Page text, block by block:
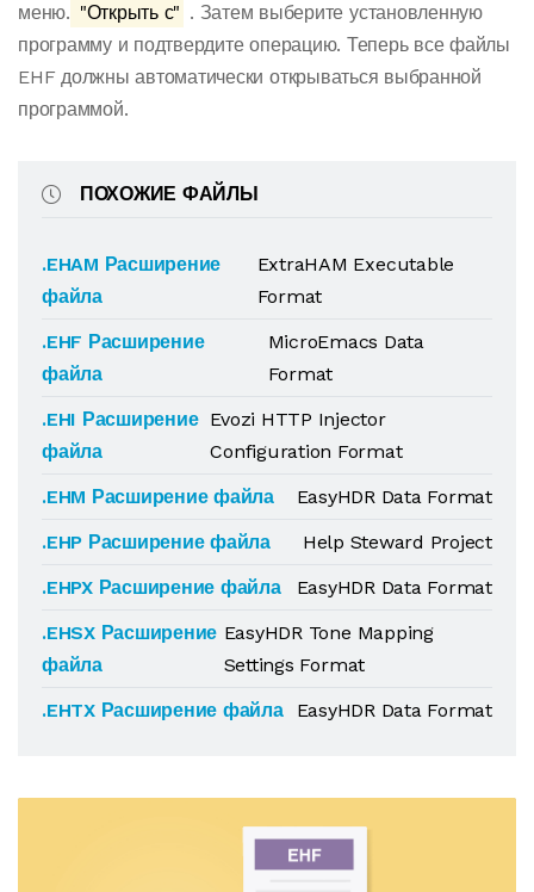
меню. "Открыть с" . Затем выберите установленную
программу и подтвердите операцию. Теперь все файлы
EHF должны автоматически открываться выбранной
программой.
ПОХОЖИЕ ФАЙЛЫ
.EHAM Расширение
файла
ExtraHAM Executable
Format
.EHF Расширение
файла
MicroEmacs Data
Format
.EHI Расширение
файла
Evozi HTTP Injector
Configuration Format
.EHM Расширение файла
EasyHDR Data Format
.EHP Расширение файла
Help Steward Project
.EHPX Расширение файла
EasyHDR Data Format
.EHSX Расширение
файла
EasyHDR Tone Mapping
Settings Format
.EHTX Расширение файла
EasyHDR Data Format